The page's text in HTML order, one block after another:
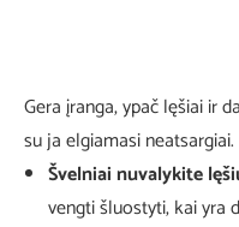
Gera įranga, ypač lęšiai ir
su ja elgiamasi neatsargiai.
Švelniai nuvalykite
vengti šluostyti, kai yra